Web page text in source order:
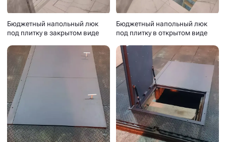
Бюджетный напольный люк
под плитку в закрытом виде
Бюджетный напольный люк
под плитку в открытом виде